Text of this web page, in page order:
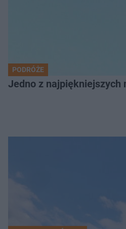
PODRÓŻE
Jedno z najpiękniejszych